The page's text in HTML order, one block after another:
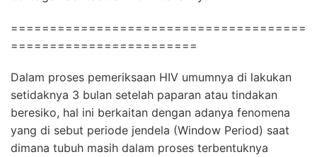
======================================
========================
Dalam proses pemeriksaan HIV umumnya di lakukan
setidaknya 3 bulan setelah paparan atau tindakan
beresiko, hal ini berkaitan dengan adanya fenomena
yang di sebut periode jendela (Window Period) saat
dimana tubuh masih dalam proses terbentuknya